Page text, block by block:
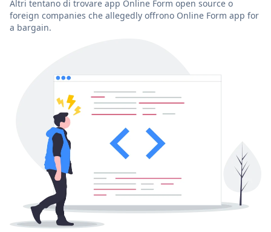
Altri tentano di trovare app Online Form open source o
foreign companies che allegedly offrono Online Form app for
a bargain.